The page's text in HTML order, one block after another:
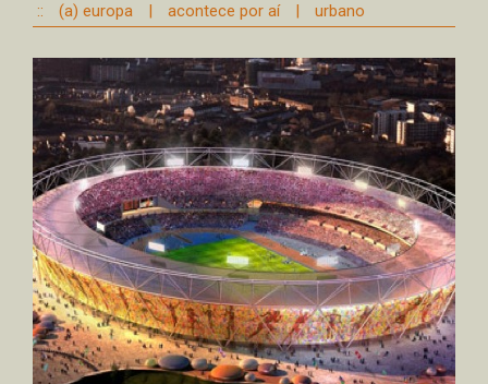
:: (a) europa | acontece por aí | urbano